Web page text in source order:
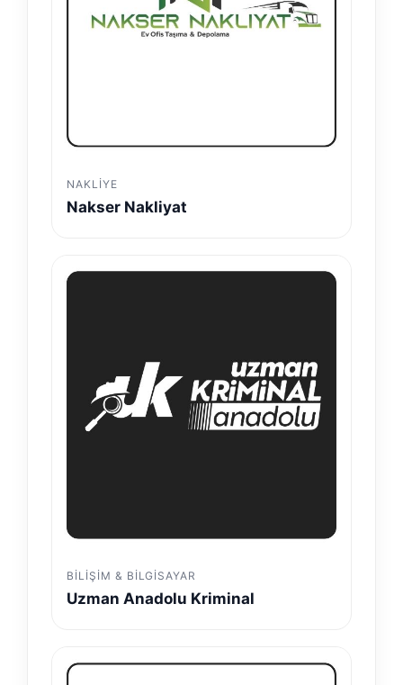
NAKLIYE
Nakser Nakliyat
BILIŞIM & BILGISAYAR
Uzman Anadolu Kriminal